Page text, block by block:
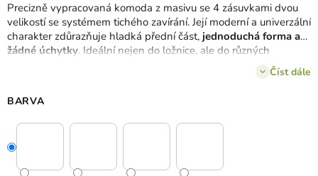
Precizně vypracovaná komoda z masivu se 4 zásuvkami dvou
velikostí se systémem tichého zavírání. Její moderní a univerzální
charakter zdůrazňuje hladká přední část, jednoduchá forma a
žádné úchytky. Ideální nejen do ložnice, ale do různých
Číst dále
BARVA